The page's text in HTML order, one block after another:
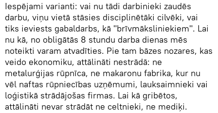
Iespējami varianti: vai nu tādi darbinieki zaudēs
darbu, viņu vietā stāsies disciplinētāki cilvēki, vai
tiks ieviests gabaldarbs, kā "brīvmāksliniekiem". Lai
nu kā, no obligātās 8 stundu darba dienas mēs
noteikti varam atvadīties. Pie tam bāzes nozares, kas
veido ekonomiku, attālināti nestrādā: ne
metalurģijas rūpnīca, ne makaronu fabrika, kur nu
vēl naftas rūpniecības uzņēmumi, lauksaimnieki vai
loģistikā strādājošas firmas. Lai kā gribētos,
attālināti nevar strādāt ne celtnieki, ne mediķi.